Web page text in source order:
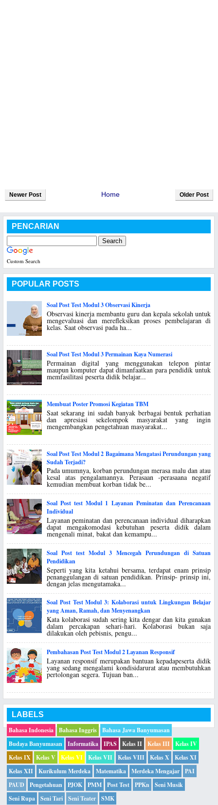
Newer Post Older Post
Home
PENCARIAN
Custom Search
POPULAR POSTS
Soal Post Test Modul 3 Observasi Kinerja
Observasi kinerja membantu guru dan kepala sekolah untuk
mengevaluasi dan merefleksikan proses pembelajaran di
kelas. Saat observasi pada ha...
Soal Post Test Modul 3 Permainan Kaya Numerasi
Permainan digital yang menggunakan telepon pintar
maupun komputer dapat dimanfaatkan para pendidik untuk
memfasilitasi peserta didik belajar...
Membuat Poster Promosi Kegiatan TBM
Saat sekarang ini sudah banyak berbagai bentuk perhatian
dan apresiasi sekelompok masyarakat yang ingin
mengembangkan pengetahuan masyarakat...
Soal Post Test Modul 2 Bagaimana Mengatasi Perundungan yang
Sudah Terjadi?
Pada umumnya, korban perundungan merasa malu dan atau
kesal atas pengalamannya. Perasaan -perasaana negatif
kemudian membuat korban tidak be...
Soal Post test Modul 1 Layanan Peminatan dan Perencanaan
Individual
Layanan peminatan dan perencanaan individual diharapkan
dapat mengakomodasi kebutuhan peserta didik dalam
mengenali minat, bakat dan kemampu...
Soal Post test Modul 3 Mencegah Perundungan di Satuan
Pendidikan
Seperti yang kita ketahui bersama, terdapat enam prinsip
penanggulangan di satuan pendidikan. Prinsip- prinsip ini,
dengan jelas mengutamaka...
Soal Post Test Modul 3: Kolaborasi untuk Lingkungan Belajar
yang Aman, Ramah, dan Menyenangkan
Kata kolaborasi sudah sering kita dengar dan kita gunakan
dalam percakapan sehari-hari. Kolaborasi bukan saja
dilakukan oleh pebisnis, pengu...
Pembahasan Post Test Modul 2 Layanan Responsif
Layanan responsif merupakan bantuan kepadapeserta didik
yang sedang mengalami kondisidarurat atau membutuhkan
pertolongan segera. Tujuan ban...
LABELS
Bahasa Indonesia
Bahasa Inggris
Bahasa Jawa Banyumasan
Budaya Banyumasan
Informatika IPAS Kelas II Kelas III
Kelas IV
Kelas IX
Kelas V Kelas VI Kelas VII Kelas VIII Kelas X
Kelas XI
Kelas XII
Kurikulum Merdeka Matematika Merdeka Mengajar
PAI
PAUD
Pengetahuan PJOK PMM Post Test PPKn
Seni Musik
Seni Rupa
Seni Tari Seni Teater SMK